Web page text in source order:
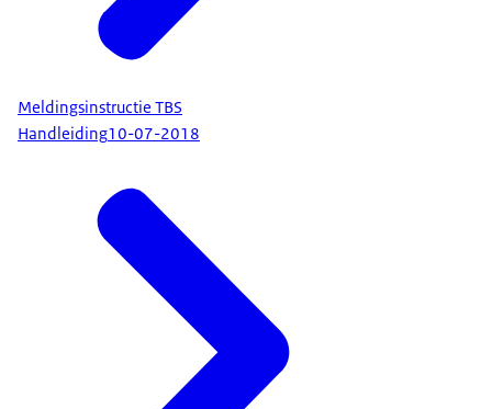
Meldingsinstructie TBS
Handleiding10-07-2018